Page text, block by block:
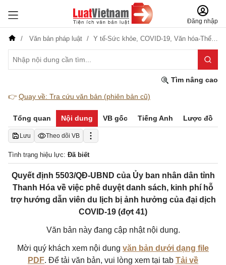
Đăng nhập
Văn bản pháp luật Y tế-Sức khỏe, COVID-19, Văn hóa-Thể thao-Du lịch
Tìm nâng cao
👉 Quay về: Tra cứu văn bản (phiên bản cũ)
Tổng quan Nội dung VB gốc Tiếng Anh Lược đồ
Lưu Theo dõi VB
Tình trạng hiệu lực: Đã biết
Quyết định 5503/QĐ-UBND của Ủy ban nhân dân tỉnh
Thanh Hóa về việc phê duyệt danh sách, kinh phí hỗ
trợ hướng dẫn viên du lịch bị ảnh hưởng của đại dịch
COVID-19 (đợt 41)
Văn bản này đang cập nhật nội dung.
Mời quý khách xem nội dung văn bản dưới dạng file
PDF. Để tải văn bản, vui lòng xem tại tab Tải về